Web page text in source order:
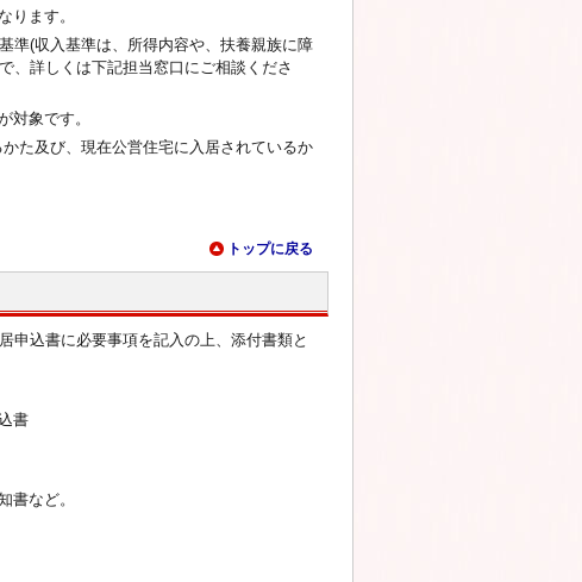
ります。
準(収入基準は、所得内容や、扶養親族に障
、詳しくは下記担当窓口にご相談くださ
対象です。
た及び、現在公営住宅に入居されているか
トップに戻る
申込書に必要事項を記入の上、添付書類と
書
書など。